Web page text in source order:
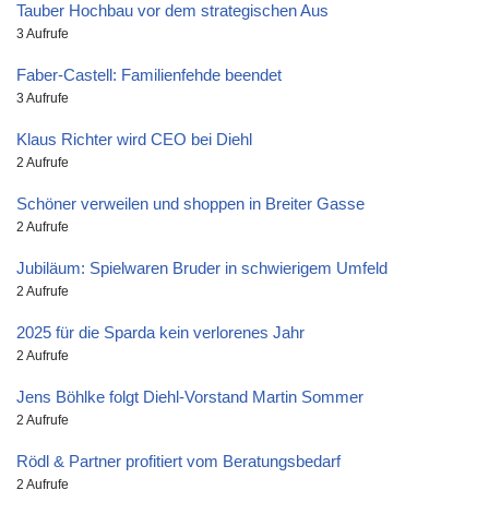
Tauber Hochbau vor dem strategischen Aus
3 Aufrufe
Faber-Castell: Familienfehde beendet
3 Aufrufe
Klaus Richter wird CEO bei Diehl
2 Aufrufe
Schöner verweilen und shoppen in Breiter Gasse
2 Aufrufe
Jubiläum: Spielwaren Bruder in schwierigem Umfeld
2 Aufrufe
2025 für die Sparda kein verlorenes Jahr
2 Aufrufe
Jens Böhlke folgt Diehl-Vorstand Martin Sommer
2 Aufrufe
Rödl & Partner profitiert vom Beratungsbedarf
2 Aufrufe